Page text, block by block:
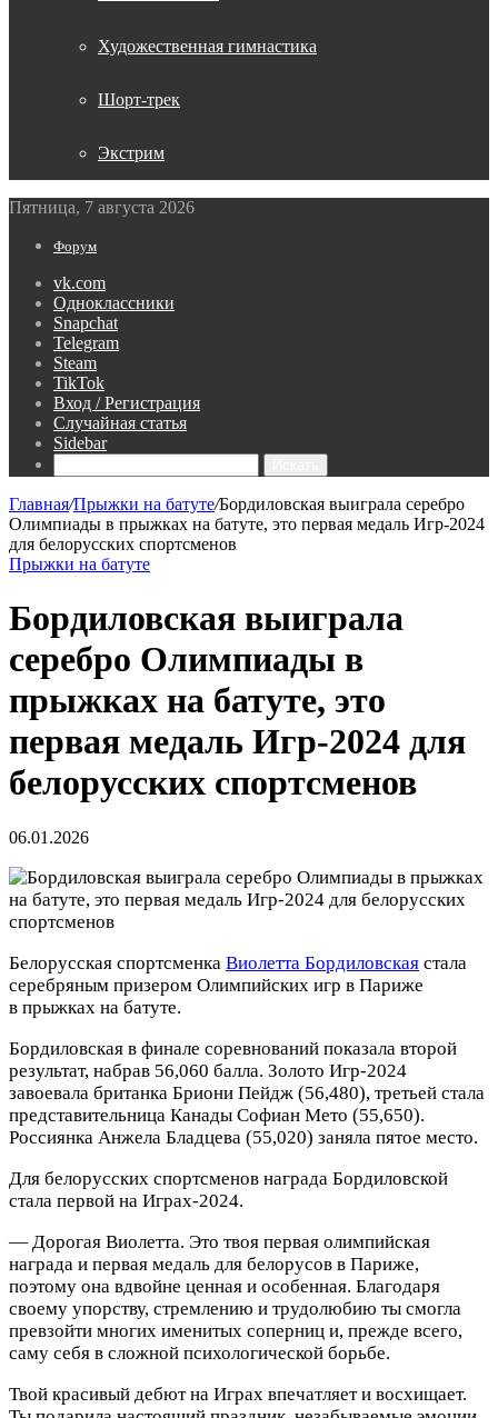
Художественная гимнастика
Шорт-трек
Экстрим
Пятница, 7 августа 2026
Форум
vk.com
Одноклассники
Snapchat
Telegram
Steam
TikTok
Вход / Регистрация
Случайная статья
Sidebar
Главная/Прыжки на батуте/Бордиловская выиграла серебро
Олимпиады в прыжках на батуте, это первая медаль Игр‑2024
для белорусских спортсменов
Прыжки на батуте
Бордиловская выиграла
серебро Олимпиады в
прыжках на батуте, это
первая медаль Игр‑2024 для
белорусских спортсменов
06.01.2026
Белорусская спортсменка Виолетта Бордиловская стала
серебряным призером Олимпийских игр в Париже
в прыжках на батуте.
Бордиловская в финале соревнований показала второй
результат, набрав 56,060 балла. Золото Игр‑2024
завоевала британка Бриони Пейдж (56,480), третьей стала
представительница Канады Софиан Мето (55,650).
Россиянка Анжела Бладцева (55,020) заняла пятое место.
Для белорусских спортсменов награда Бордиловской
стала первой на Играх‑2024.
— Дорогая Виолетта. Это твоя первая олимпийская
награда и первая медаль для белорусов в Париже,
поэтому она вдвойне ценная и особенная. Благодаря
своему упорству, стремлению и трудолюбию ты смогла
превзойти многих именитых соперниц и, прежде всего,
саму себя в сложной психологической борьбе.
Твой красивый дебют на Играх впечатляет и восхищает.